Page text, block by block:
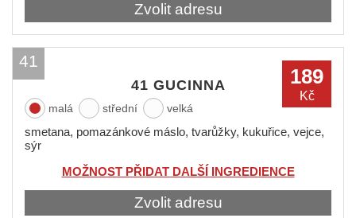
Zvolit adresu
189
Kč
41 GUCINNA
malá střední velká
smetana, pomazánkové máslo, tvarůžky, kukuřice, vejce,
sýr
MOŽNOST PŘIDAT DALŠÍ INGREDIENCE
Zvolit adresu
41